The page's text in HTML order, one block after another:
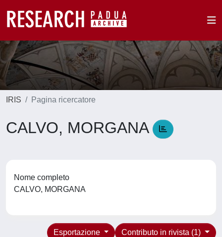
IRIS Pagina ricercatore
CALVO, MORGANA
Nome completo
CALVO, MORGANA
Contributo in rivista (1)
Esportazione